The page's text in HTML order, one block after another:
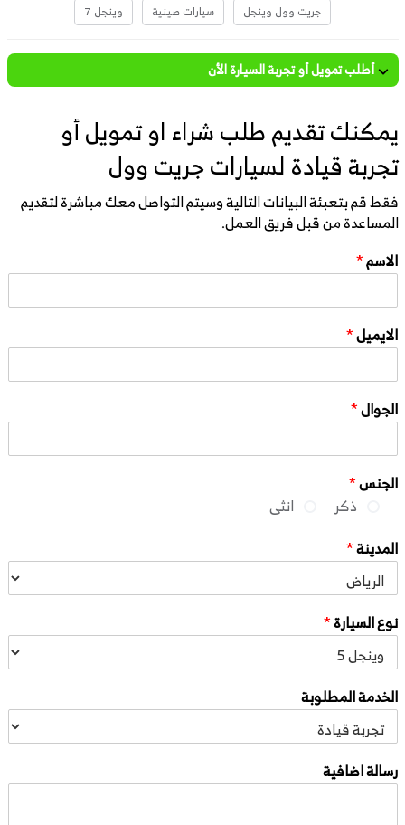
جريت وول وينجل
سيارات صينية وينجل 7
أطلب تمويل أو تجربة السيارة الأن
يمكنك تقديم طلب شراء او تمويل أو
تجربة قيادة لسيارات جريت وول
فقط قم بتعبئة البيانات التالية وسيتم التواصل معك مباشرة لتقديم
المساعدة من قبل فريق العمل.
الاسم*
الايميل*
الجوال*
الجنس*
ذكر
انثى
المدينة*
نوع السيارة*
الخدمة المطلوبة
رسالة اضافية